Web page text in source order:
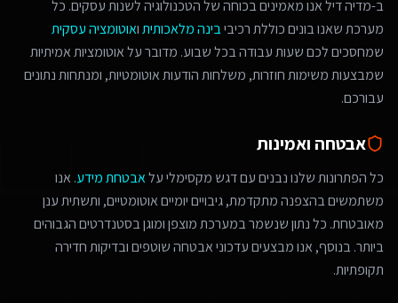
ב-מדיה דיל אנו מאמינים בכוחה של הטכנולוגיה לשנות עסקים. כל
מערכת שאנו בונים כוללת רכיביבינה מלאכותיתואוטומציה עסקית
שמחסכים לכם שעות עבודה בכל שבוע. מדובר על אוטומציות אמיתיות
שמבצעות משימות חוזרות, משלחות הודעות אוטומטיות, ומנתחות נתונים
עבורכם.
אבטחה ואמינות
כל הפתרונות שלנו נבנים עם דגש מקסימלי עלאבטחת מידע. אנו
משתמשים בהצפנה מתקדמת, גיבויים יומיים אוטומטיים, ותשתית ענן
מאובטחת. כל נתון שנשמר במערכת מוצפן ומוגן בסטנדרטים הגבוהים
ביותר. בנוסף, אנו מבצעים עדכוני אבטחה שוטפים ובדיקות חדירה
תקופתיות.